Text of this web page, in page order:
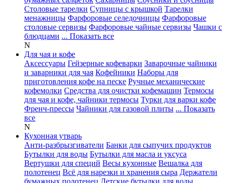
Столовые тарелки Супницы с крышкой Тарелки
менажницы Фарфоровые селедочницы Фарфоровые
столовые сервизы Фарфоровые чайные сервизы Чашки с
блюдцами ... Показать все
N
Для чая и кофе
Аксессуары Гейзерные кофеварки Заварочные чайники
и заварники для чая Кофейники Наборы для
приготовления кофе на песке Ручные механические
кофемолки Средства для очистки кофемашин Термосы
для чая и кофе, чайники термосы Турки для варки кофе
Френч-прессы Чайники для газовой плиты ... Показать
все
N
Кухонная утварь
Анти-разбрызгиватели Банки для сыпучих продуктов
Бутылки для воды Бутылки для масла и уксуса
Вертушки для специй Весы кухонные Вешалка для
полотенец Всё для нарезки и хранения сыра Держатели
бумажных полотенец Детские бутылки для воды